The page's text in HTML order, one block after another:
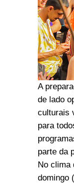
A
de lado
culturais
para
parte da
No clima
domingo